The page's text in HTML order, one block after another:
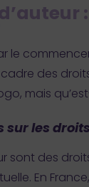
:
le
des
mais
sur les
sont des
En